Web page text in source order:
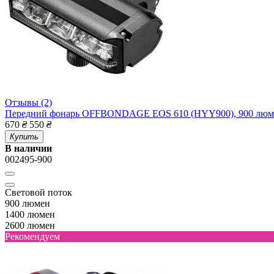
Отзывы (2)
Передний фонарь OFFBONDAGE EOS 610 (HYY900), 900
670 ₴ 550 ₴
Купить
В наличии
002495-900
Световой поток
900 люмен
1400 люмен
2600 люмен
Рекомендуем